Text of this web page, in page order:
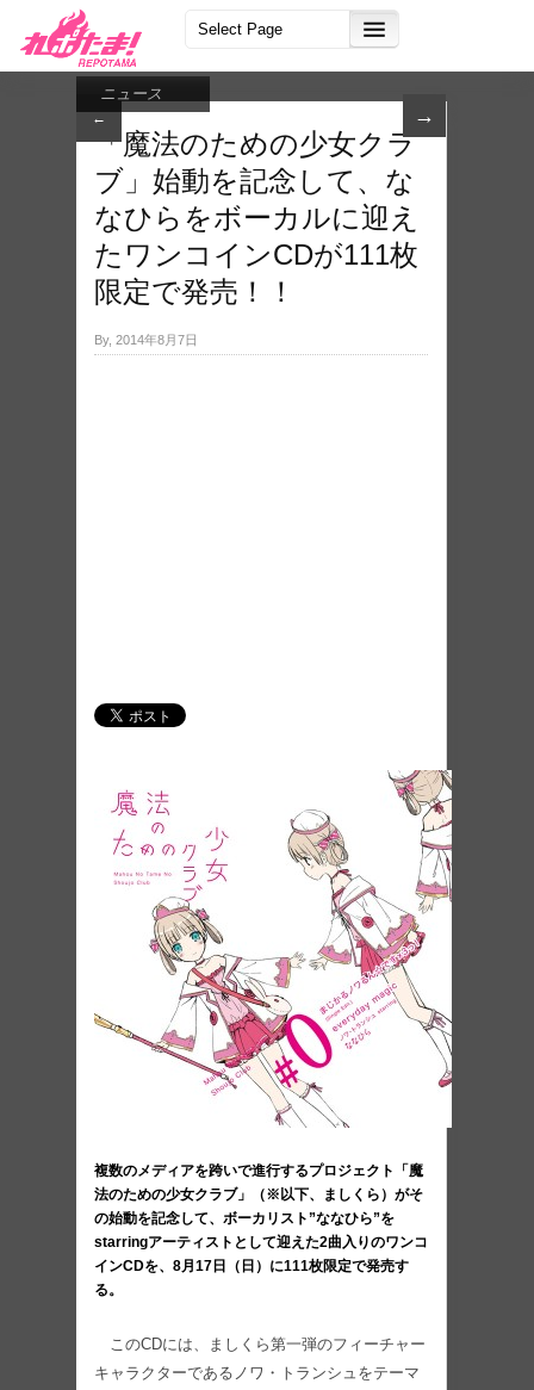
← →
ニュース
「魔法のための少女クラ
ブ」始動を記念して、な
なひらをボーカルに迎え
たワンコインCDが111枚
限定で発売！！
By, 2014年8月7日
複数のメディアを跨いで進行するプロジェクト「魔
法のための少女クラブ」（※以下、ましくら）がそ
の始動を記念して、ボーカリスト”ななひら”を
starringアーティストとして迎えた2曲入りのワンコ
インCDを、8月17日（日）に111枚限定で発売す
る。
このCDには、ましくら第一弾のフィーチャー
キャラクターであるノワ・トランシュをテーマ